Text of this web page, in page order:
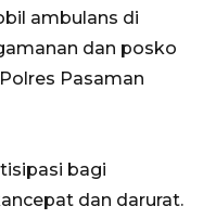
ambulans di
dan posko
Pasaman
bagi
dan darurat.